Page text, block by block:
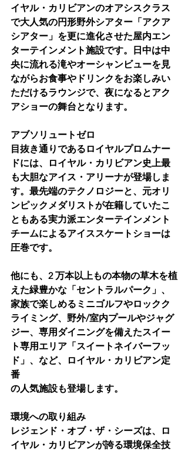
イヤル・カリビアンのオアシスクラス
で大人気の円形野外シアター「アクア
シアター」を更に進化させた屋内エン
ターテインメント施設です。日中は中
央に流れる滝やオーシャンビューを見
ながらお食事やドリンクをお楽しみい
ただけるラウンジで、夜になるとアク
アショーの舞台となります。
アブソリュートゼロ
目抜き通りであるロイヤルプロムナー
ドには、ロイヤル・カリビアン史上最
も大胆なアイス・アリーナが登場しま
す。最先端のテクノロジーと、元オリ
ンピックメダリストが在籍していたこ
ともある実力派エンターテインメント
チームによるアイススケートショーは
圧巻です。
他にも、2 万本以上もの本物の草木を植
えた緑豊かな「セントラルパーク」、
家族で楽しめるミニゴルフやロックク
ライミング、野外/室内プールやジャグ
ジー、専用ダイニングを備えたスイー
ト専用エリア「スイートネイバーフッ
ド」、など、ロイヤル・カリビアン定
番
の人気施設も登場します。
環境への取り組み
レジェンド・オブ・ザ・シーズは、ロ
イヤル・カリビアンが誇る環境保全技